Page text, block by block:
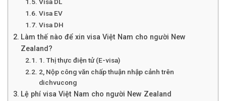
Visa EV
Visa DH
Làm thế nào để xin visa Việt Nam cho người New
Zealand?
1. Thị thực điện tử (E-visa)
2, Nộp công văn chấp thuận nhập cảnh trên
dichvucong
Lệ phí visa Việt Nam cho người New Zealand